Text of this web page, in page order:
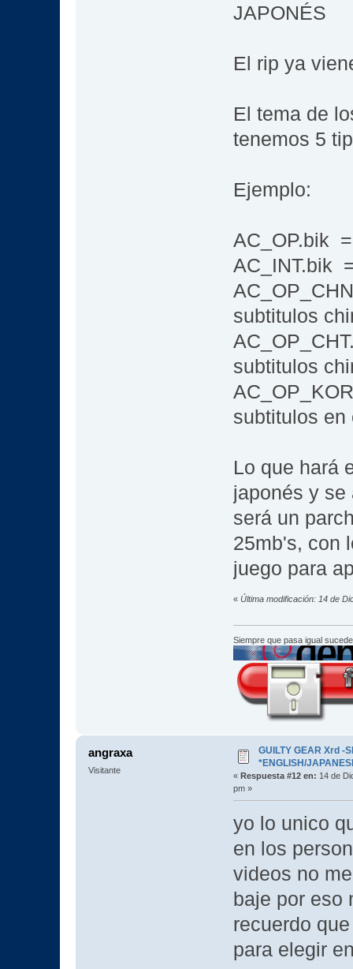
JAPONÉS
El rip ya
El tema de
tenemos 5
Ejemplo:
AC_OP.bik
AC_INT.bik
subtitulos
subtitulos
subtitulos en
Lo que hará
japonés y se
será un
25mb's, con
juego para
« Última modificación: 14 de
Siempre que pasa igual
angraxa
Visitante
GUILTY GEAR Xrd -
*ENGLISH/
« Respuesta #12 en: 14 de
pm »
yo lo unico
en los
videos no
baje por eso
recuerdo
para elegir